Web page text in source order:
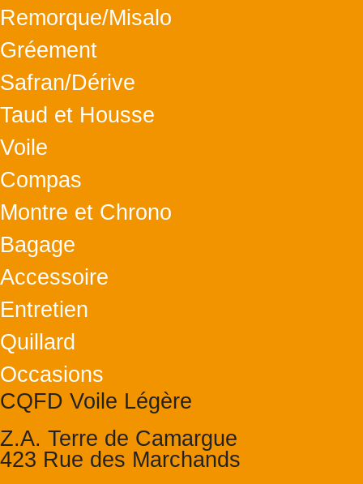
Remorque/Misalo
Gréement
Safran/Dérive
Taud et Housse
Voile
Compas
Montre et Chrono
Bagage
Accessoire
Entretien
Quillard
Occasions
CQFD Voile Légère
Z.A. Terre de Camargue
423 Rue des Marchands